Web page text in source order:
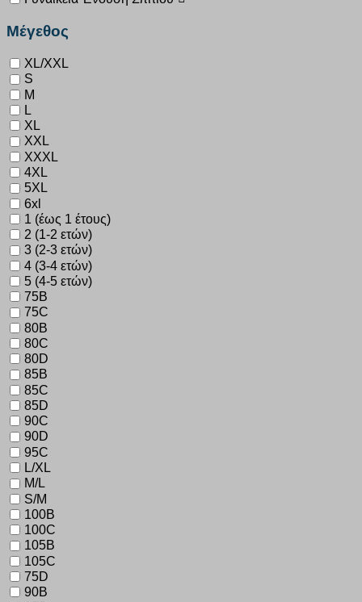
Μέγεθος
XL/XXL
S
M
L
XL
XXL
XXXL
4XL
5XL
6xl
1 (έως 1 έτους)
2 (1-2 ετών)
3 (2-3 ετών)
4 (3-4 ετών)
5 (4-5 ετών)
75B
75C
80B
80C
80D
85B
85C
85D
90C
90D
95C
L/XL
M/L
S/M
100B
100C
105B
105C
75D
90B